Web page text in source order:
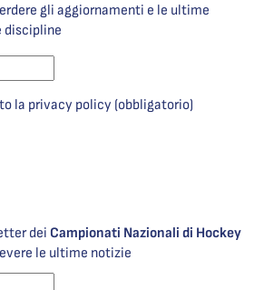
gli aggiornamenti e le ultime
discipline
la privacy policy (obbligatorio)
dei Campionati Nazionali di Hockey
le ultime notizie